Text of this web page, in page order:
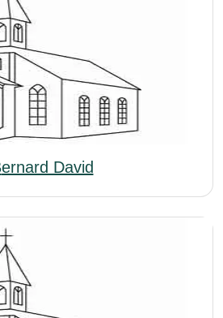
Bernard David